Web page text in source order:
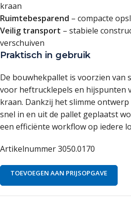
kraan
Ruimtebesparend – compacte
Veilig transport – stabiele
verschuiven
Praktisch in gebruik
De bouwhekpallet is voorzien van
voor heftrucklepels en hijspunten
kraan. Dankzij het slimme
snel in en uit de pallet geplaatst
een efficiënte workflow op iedere
Artikelnummer 3050.0170
TOEVOEGEN AAN PRIJSOPGAVE